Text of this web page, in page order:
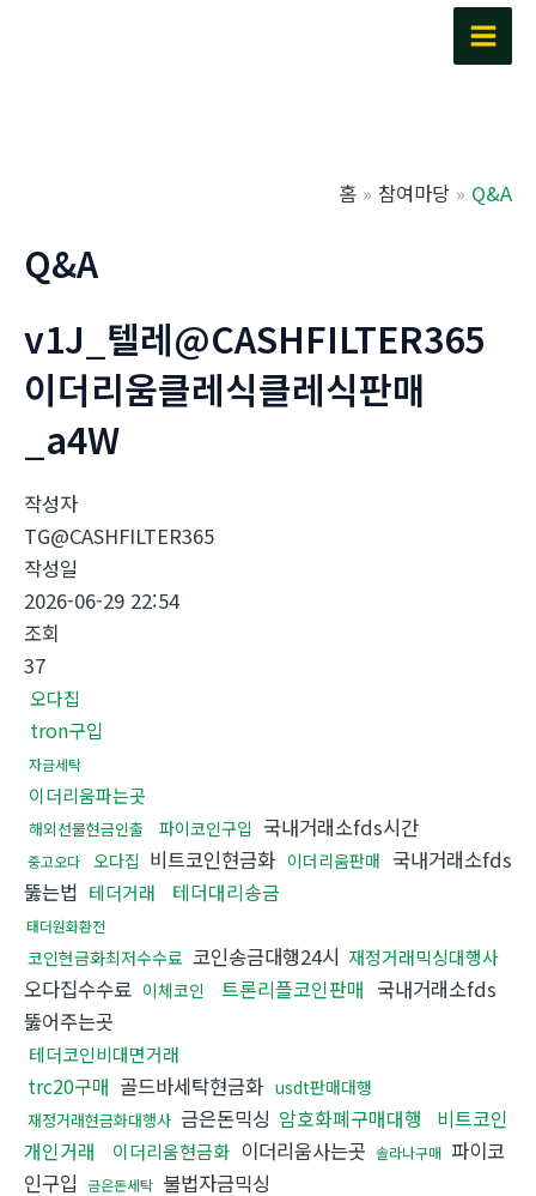
Main
홈 참여마당 Q&A
Q&A
v1J_텔레@CASHFILTER365
이더리움클레식클레식판매
_a4W
작성자
TG@CASHFILTER365
작성일
2026-06-29 22:54
조회
37
오다집
tron구입
자금세탁
이더리움파는곳
해외선물현금인출 파이코인구입 국내거래소fds시간
중고오다 오다집 비트코인현금화 이더리움판매 국내거래소fds
뚫는법 테더거래 테더대리송금
태더원화환전
코인현금화최저수수료 코인송금대행24시 재정거래믹싱대행사
오다집수수료 이체코인 트론리플코인판매 국내거래소fds
뚫어주는곳
테더코인비대면거래
trc20구매 골드바세탁현금화 usdt판매대행
재정거래현금화대행사 금은돈믹싱 암호화폐구매대행
비트코인
개인거래
이더리움현금화 이더리움사는곳 솔라나구매 파이코
인구입
금은돈세탁 불법자금믹싱